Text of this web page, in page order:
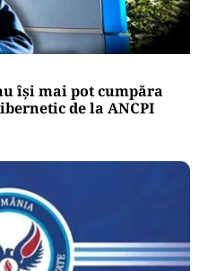
își mai pot cumpăra
de la ANCPI